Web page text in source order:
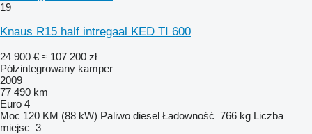
19
Knaus R15 half intregaal KED TI 600
24 900 € ≈ 107 200 zł
Półzintegrowany kamper
2009
77 490 km
Euro 4
Moc 120 KM (88 kW) Paliwo diesel Ładowność 766 kg Liczba
miejsc 3